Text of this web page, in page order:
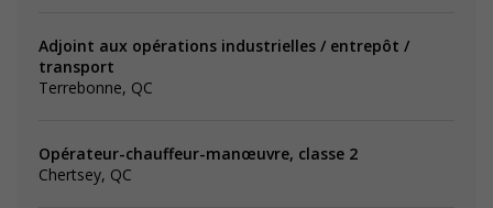
Adjoint aux opérations industrielles / entrepôt /
transport
Terrebonne, QC
Opérateur-chauffeur-manœuvre, classe 2
Chertsey, QC